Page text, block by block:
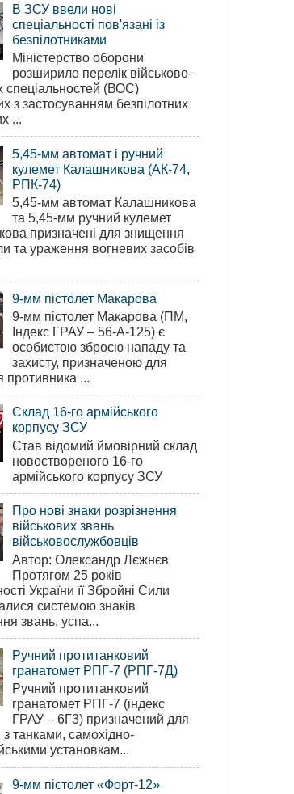
В ЗСУ ввели нові
спеціальності пов'язані із
безпілотниками
Міністерство оборони
розширило перелік військово-
спеціальностей (ВОС)
з застосуванням безпілотних
...
5,45-мм автомат і ручний
кулемет Калашникова (АК-74,
РПК-74)
5,45-мм автомат Калашникова
та 5,45-мм ручний кулемет
призначені для знищення
та ураження вогневих засобів
9-мм пістолет Макарова
9-мм пістолет Макарова (ПМ,
Індекс ГРАУ – 56-А-125) є
особистою зброєю нападу та
захисту, призначеною для
противника ...
Склад 16-го армійського
корпусу ЗСУ
Став відомий ймовірний склад
новоствореного 16-го
армійського корпусу ЗСУ
Про нові знаки розрізнення
військових звань
військовослужбовців
Автор: Олександр Лєжнєв
Протягом 25 років
України її Збройні Сили
системою знаків
звань, успа...
Ручний протитанковий
гранатомет РПГ-7 (РПГ-7Д)
Ручний протитанковий
гранатомет РПГ-7 (індекс
ГРАУ – 6Г3) призначений для
з танками, самохідно-
установкам...
9-мм пістолет «Форт-12»